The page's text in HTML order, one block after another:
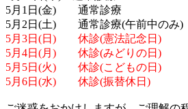
5月1日(金) 通常診療
5月2日(土) 通常診療(午前中のみ)
5月3日(日) 休診(憲法記念日)
5月4日(月) 休診(みどりの日)
5月5日(火) 休診(こどもの日)
5月6日(水) 休診(振替休日)